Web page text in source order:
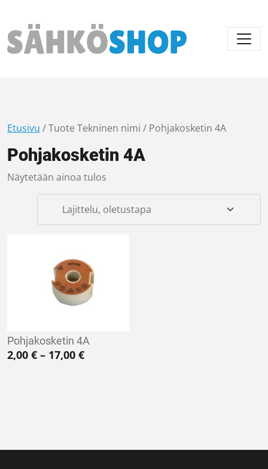
Päävalikko
Etusivu / Tuote Tekninen nimi / Pohjakosketin 4A
Pohjakosketin 4A
Näytetään ainoa tulos
Pohjakosketin 4A
2,00 € – 17,00 €Hintaluokka: 2,00 € - 17,00 €